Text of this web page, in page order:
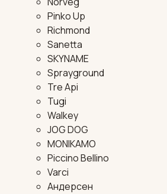
Pinko Up
Richmond
Sanetta
SKYNAME
Sprayground
Tre Api
Tugi
Walkey
JOG DOG
MONIKAMO
Piccino Bellino
Varci
Андерсен